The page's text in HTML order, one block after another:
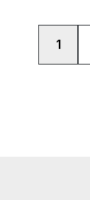
1